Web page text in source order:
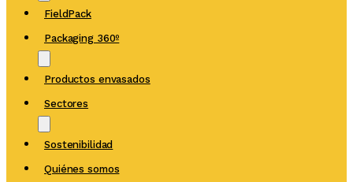
FieldPack
Packaging 360º
Productos envasados
Sectores
Sostenibilidad
Quiénes somos